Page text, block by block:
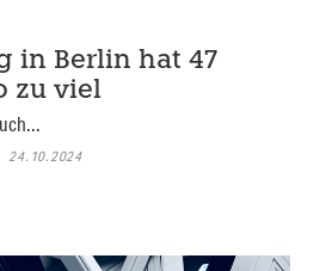
in Berlin hat 47
zu viel
24.10.2024